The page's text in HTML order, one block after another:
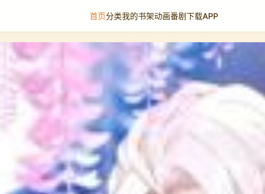
首页分类我的书架动画番剧下载APP